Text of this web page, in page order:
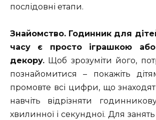
послідовні етапи.
Знайомство. Годинник для
часу є просто іграшкою
декору. Щоб зрозуміти його,
познайомитися – покажіть
промовте всі цифри, що
навчіть відрізняти
хвилинної і секундної. Для